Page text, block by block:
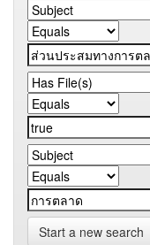
Start a new search